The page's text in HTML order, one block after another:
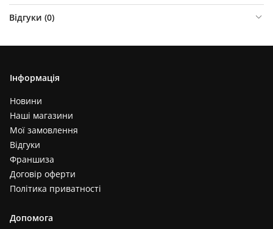
Відгуки (0)
Інформація
Новини
Наші магазини
Мої замовлення
Відгуки
Франшиза
Договір оферти
Політика приватності
Допомога